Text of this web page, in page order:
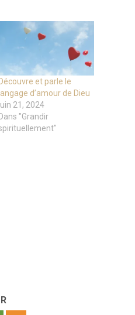
Découvre et parle le
langage d’amour de Dieu
21, 2024
Dans "Grandir